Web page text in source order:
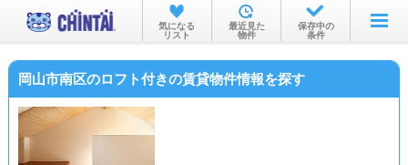
お部屋を探す
沿線・駅から
気になる
リスト
最近見た
物件
保存中の
条件
岡山市南区のロフト付きの賃貸物件情報を探す